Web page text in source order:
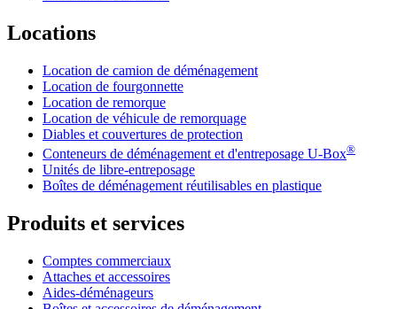
Locations
Location de camion de déménagement
Location de fourgonnette
Location de remorque
Location de véhicule de remorquage
Diables et couvertures de protection
Conteneurs de déménagement et d'entreposage U-Box®
Unités de libre-entreposage
Boîtes de déménagement réutilisables en plastique
Produits et services
Comptes commerciaux
Attaches et accessoires
Aides-déménageurs